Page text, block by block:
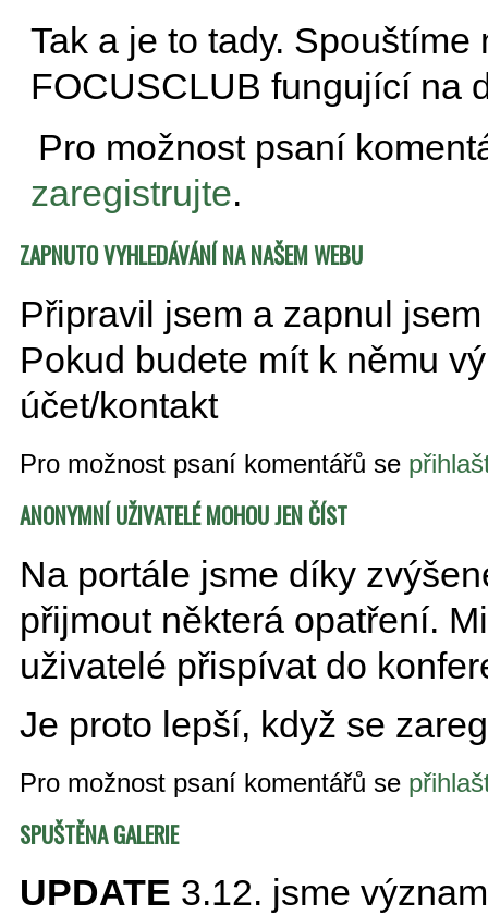
Tak a je to tady.
FOCUSCLUB fungující na
Pro možnost psaní
zaregistrujte.
ZAPNUTO VYHLEDÁVÁNÍ NA NAŠEM WEBU
Připravil jsem a zapnul
Pokud budete mít k němu
účet/kontakt
Pro možnost psaní komentářů se
ANONYMNÍ UŽIVATELÉ MOHOU JEN ČÍST
Na portále jsme díky
přijmout některá opatření.
uživatelé přispívat do
Je proto lepší, když se
Pro možnost psaní komentářů se
SPUŠTĚNA GALERIE
UPDATE 3.12. jsme